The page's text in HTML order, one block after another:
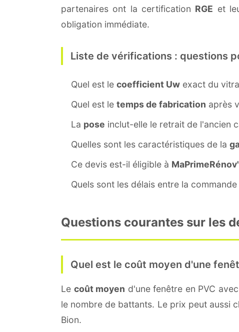
partenaires ont la certification RGE et
obligation immédiate.
Liste de vérifications : questions
Quel est le coefficient Uw exact du
Quel est le temps de fabrication après
La pose inclut-elle le retrait de l'ancien
Quelles sont les caractéristiques de la
Ce devis est-il éligible à MaPrimeRénov'
Quels sont les délais entre la
Questions courantes sur les
Quel est le coût moyen d'une
Le coût moyen d'une fenêtre en PVC
le nombre de battants. Le prix peut aussi
Bion.